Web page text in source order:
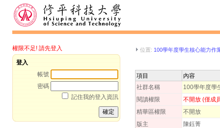
權限不足! 請先登入
登入
帳號
密碼
記住我的登入資訊
位置: 100學年度學生核心能力作
項目
內容
社群名稱
100學年度學
閱讀權限
不開放 (僅成
精華區權限
不開放
版主
陳鈺菁